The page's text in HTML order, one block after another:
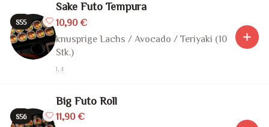
S55
Sake Futo Tempura
10,90 €
knusprige Lachs / Avocado / Teriyaki (10
Stk.)
1, 4
S56
Big Futo Roll
11,90 €